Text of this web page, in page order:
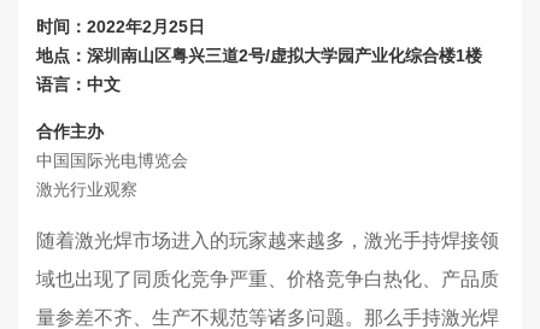
时间：2022年2月25日
地点：深圳南山区粤兴三道2号/虚拟大学园产业化综合楼1楼
语言：中文
合作主办
中国国际光电博览会
激光行业观察
随着激光焊市场进入的玩家越来越多，激光手持焊接领
域也出现了同质化竞争严重、价格竞争白热化、产品质
量参差不齐、生产不规范等诸多问题。那么手持激光焊